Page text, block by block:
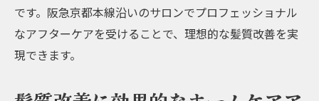
です。阪急京都本線沿いのサロンでプロフェッショナル
なアフターケアを受けることで、理想的な髪質改善を実
現できます。